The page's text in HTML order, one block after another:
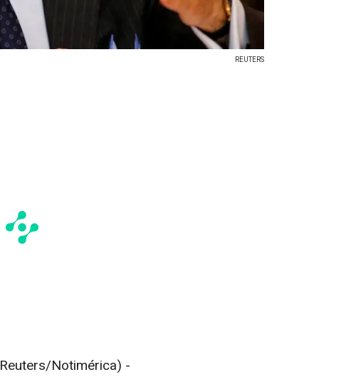
REUTERS
Notimérica) -